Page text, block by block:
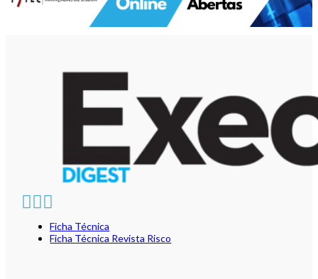
Ficha Técnica
Ficha Técnica Revista Risco